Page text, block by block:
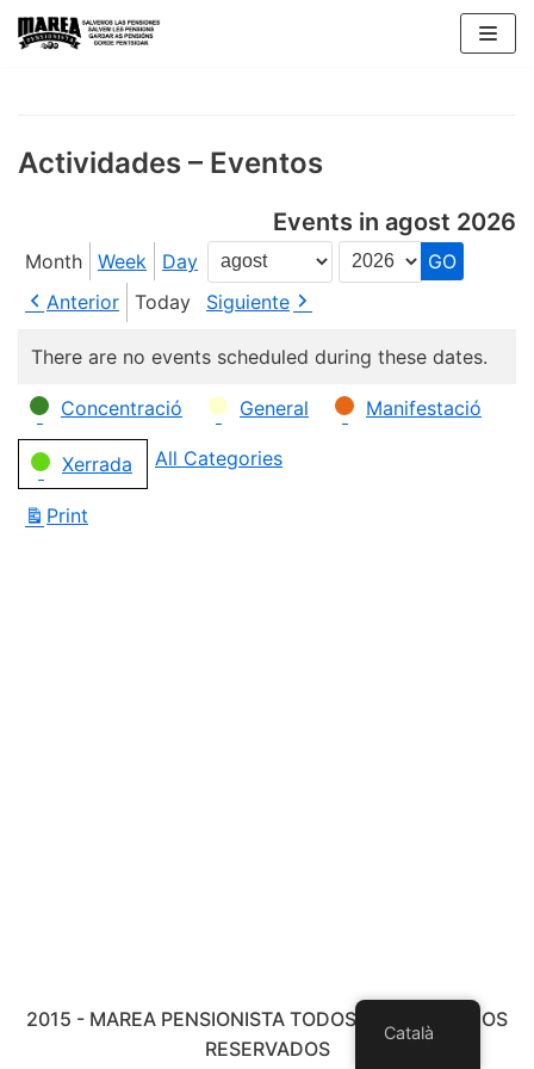
Skip
Actividades – Eventos
Events in agost 2026
Month Week Day
Month
Year
Anterior
Today Siguiente
There are no events scheduled during these dates.
Categories
Concentració General Manifestació
Xerrada All Categories
Print
2015 - MAREA PENSIONISTA TODOS LOS DERECHOS
RESERVADOS
Català